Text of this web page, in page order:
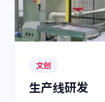
文创
生产线研发